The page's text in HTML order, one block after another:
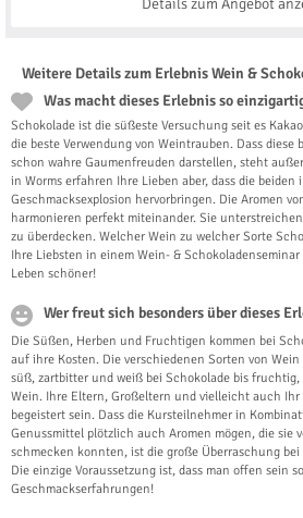
Details zum Angebot
Weitere Details zum Erlebnis Wein &
Was macht dieses Erlebnis so
Schokolade ist die süßeste Versuchung seit es
die beste Verwendung von Weintrauben. Dass
schon wahre Gaumenfreuden darstellen, steht
in Worms erfahren Ihre Lieben aber, dass die
Geschmacksexplosion hervorbringen. Die Aromen
harmonieren perfekt miteinander. Sie
zu überdecken. Welcher Wein zu welcher Sorte
Ihre Liebsten in einem Wein- &
Leben schöner!
Wer freut sich besonders über dieses
Die Süßen, Herben und Fruchtigen kommen bei
auf ihre Kosten. Die verschiedenen Sorten von
süß, zartbitter und weiß bei Schokolade bis
Wein. Ihre Eltern, Großeltern und vielleicht auch Ihr
begeistert sein. Dass die Kursteilnehmer in
Genussmittel plötzlich auch Aromen mögen, die sie
schmecken konnten, ist die große Überraschung
Die einzige Voraussetzung ist, dass man offen sein
Geschmackserfahrungen!